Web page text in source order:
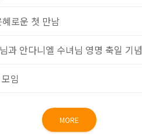
로운 첫 만남
과 안다니엘 수녀님 영명 축일 기념
임
MORE